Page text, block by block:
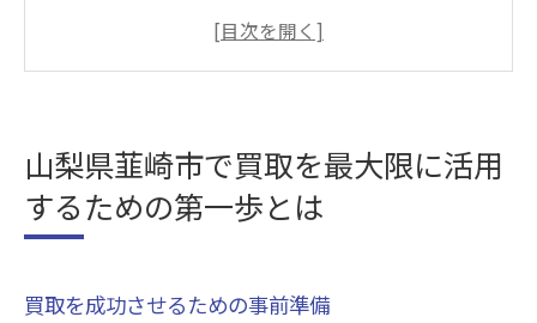
韮崎市での買取市場の特徴を知る
査定額を高めるための秘訣
買取大吉韮崎駅前店の査定力に迫る地域密着型
地域密着型の買取業者の魅力
山梨県韮崎市で買取を最大限に活用
するための第一歩とは
買取を成功させるための事前準備